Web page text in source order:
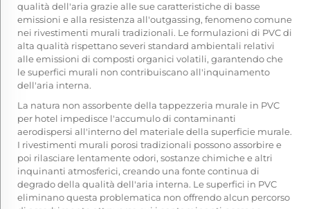
qualità dell'aria grazie alle sue caratteristiche di basse
emissioni e alla resistenza all'outgassing, fenomeno comune
nei rivestimenti murali tradizionali. Le formulazioni di PVC di
alta qualità rispettano severi standard ambientali relativi
alle emissioni di composti organici volatili, garantendo che
le superfici murali non contribuiscano all'inquinamento
dell'aria interna.
La natura non assorbente della tappezzeria murale in PVC
per hotel impedisce l'accumulo di contaminanti
aerodispersi all'interno del materiale della superficie murale.
I rivestimenti murali porosi tradizionali possono assorbire e
poi rilasciare lentamente odori, sostanze chimiche e altri
inquinanti atmosferici, creando una fonte continua di
degrado della qualità dell'aria interna. Le superfici in PVC
eliminano questa problematica non offrendo alcun percorso